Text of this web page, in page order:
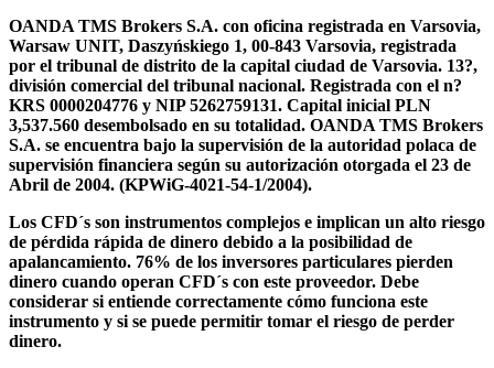
OANDA TMS Brokers S.A. con oficina registrada en Varsovia,
Warsaw UNIT, Daszyńskiego 1, 00-843 Varsovia, registrada
por el tribunal de distrito de la capital ciudad de Varsovia. 13?,
división comercial del tribunal nacional. Registrada con el n?
KRS 0000204776 y NIP 5262759131. Capital inicial PLN
3,537.560 desembolsado en su totalidad. OANDA TMS Brokers
S.A. se encuentra bajo la supervisión de la autoridad polaca de
supervisión financiera según su autorización otorgada el 23 de
Abril de 2004. (KPWiG-4021-54-1/2004).
Los CFD´s son instrumentos complejos e implican un alto riesgo
de pérdida rápida de dinero debido a la posibilidad de
apalancamiento. 76% de los inversores particulares pierden
dinero cuando operan CFD´s con este proveedor. Debe
considerar si entiende correctamente cómo funciona este
instrumento y si se puede permitir tomar el riesgo de perder
dinero.